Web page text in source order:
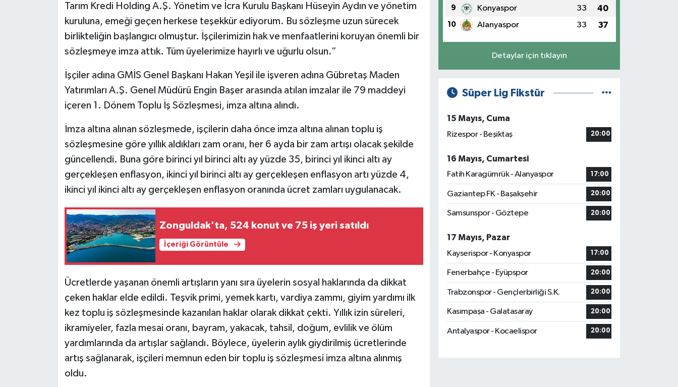
Tarım Kredi Holding A.Ş. Yönetim ve İcra Kurulu Başkanı Hüseyin Aydın ve yönetim
kuruluna, emeği geçen herkese teşekkür ediyorum. Bu sözleşme uzun sürecek
birlikteliğin başlangıcı olmuştur. İşçilerimizin hak ve menfaatlerini koruyan önemli bir
sözleşmeye imza attık. Tüm üyelerimize hayırlı ve uğurlu olsun.”
İşçiler adına GMİS Genel Başkanı Hakan Yeşil ile işveren adına Gübretaş Maden
Yatırımları A.Ş. Genel Müdürü Engin Başer arasında atılan imzalar ile 79 maddeyi
içeren 1. Dönem Toplu İş Sözleşmesi, imza altına alındı.
İmza altına alınan sözleşmede, işçilerin daha önce imza altına alınan toplu iş
sözleşmesine göre yıllık aldıkları zam oranı, her 6 ayda bir zam artışı olacak şekilde
güncellendi. Buna göre birinci yıl birinci altı ay yüzde 35, birinci yıl ikinci altı ay
gerçekleşen enflasyon, ikinci yıl birinci altı ay gerçekleşen enflasyon artı yüzde 4,
ikinci yıl ikinci altı ay gerçekleşen enflasyon oranında ücret zamları uygulanacak.
Zonguldak'ta, 524 konut ve 75 iş yeri satıldı
İçeriği Görüntüle
Ücretlerde yaşanan önemli artışların yanı sıra üyelerin sosyal haklarında da dikkat
çeken haklar elde edildi. Teşvik primi, yemek kartı, vardiya zammı, giyim yardımı ilk
kez toplu iş sözleşmesinde kazanılan haklar olarak dikkat çekti. Yıllık izin süreleri,
ikramiyeler, fazla mesai oranı, bayram, yakacak, tahsil, doğum, evlilik ve ölüm
yardımlarında da artışlar sağlandı. Böylece, üyelerin aylık giydirilmiş ücretlerinde
artış sağlanarak, işçileri memnun eden bir toplu iş sözleşmesi imza altına alınmış
oldu.
9 Konyaspor 33 40
10 Alanyaspor 33 37
Detaylar için tıklayın
Süper Lig Fikstür
15 Mayıs, Cuma
Rizespor - Beşiktaş
20:00
16 Mayıs, Cumartesi
Fatih Karagümrük - Alanyaspor
17:00
Gaziantep FK - Başakşehir 20:00
Samsunspor - Göztepe 20:00
17 Mayıs, Pazar
Kayserispor - Konyaspor
17:00
Fenerbahçe - Eyüpspor 20:00
Trabzonspor - Gençlerbirliği S.K. 20:00
Kasımpaşa - Galatasaray 20:00
Antalyaspor - Kocaelispor 20:00